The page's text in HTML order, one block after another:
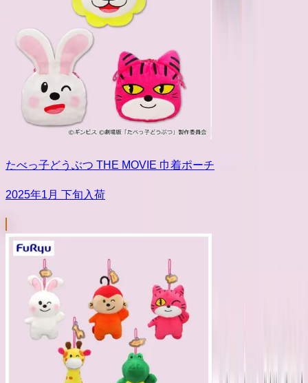
たべっ子どうぶつ THE MOVIE 巾着ポーチ
2025年1月 下旬入荷